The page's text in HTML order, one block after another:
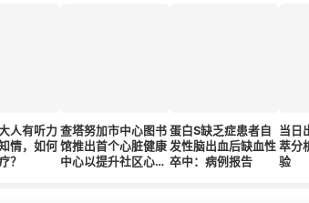
人有听力
情，如何
？
查塔努加市中心图书
馆推出首个心脏健康
中心以提升社区心血
蛋白S缺乏症患者自
发性脑出血后缺血性
卒中：病例报告
当日
萃分
验